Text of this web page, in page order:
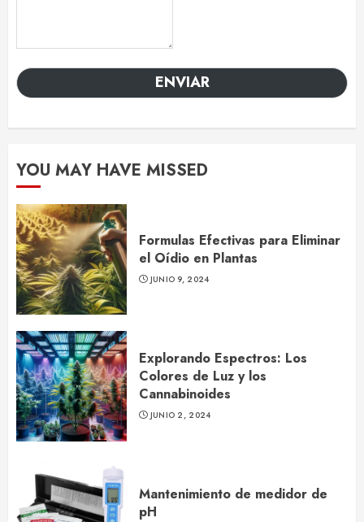
ENVIAR
YOU MAY HAVE MISSED
Formulas Efectivas para Eliminar
el Oídio en Plantas
JUNIO 9, 2024
Explorando Espectros: Los
Colores de Luz y los
Cannabinoides
JUNIO 2, 2024
Mantenimiento de medidor de
pH